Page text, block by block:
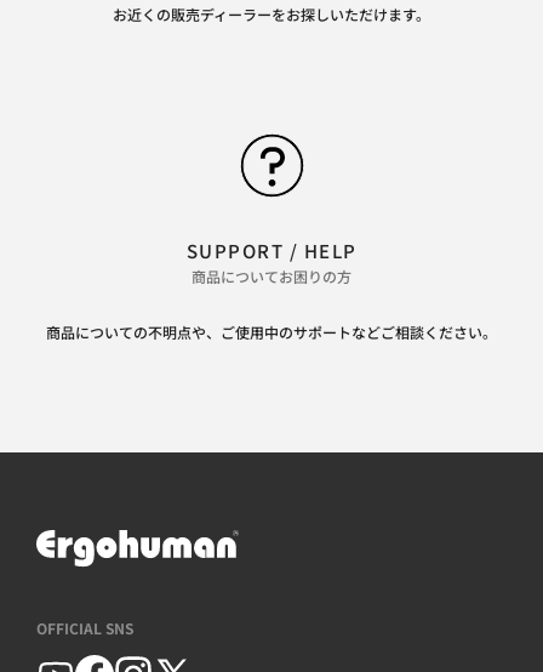
お近くの販売ディーラーをお探しいただけます。
SUPPORT / HELP
商品についてお困りの方
商品についての不明点や、ご使用中のサポートなどご相談ください。
OFFICIAL SNS